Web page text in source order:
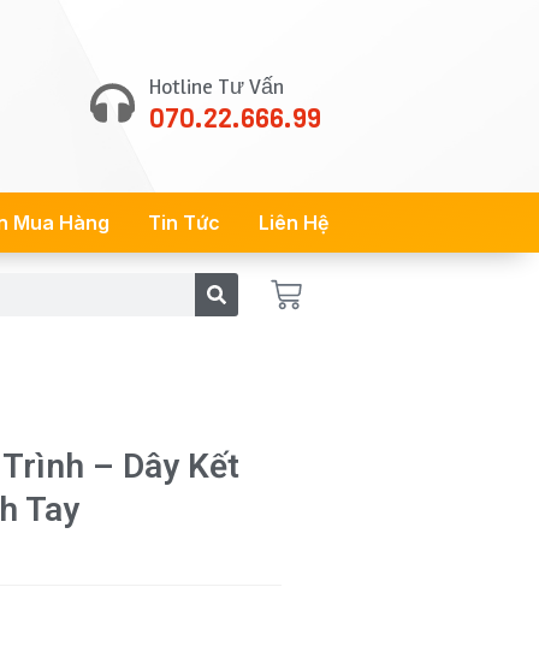
Hotline Tư Vấn
070.22.666.99
Mua Hàng Tin Tức Liên Hệ
Cart
– Dây Kết
Tay